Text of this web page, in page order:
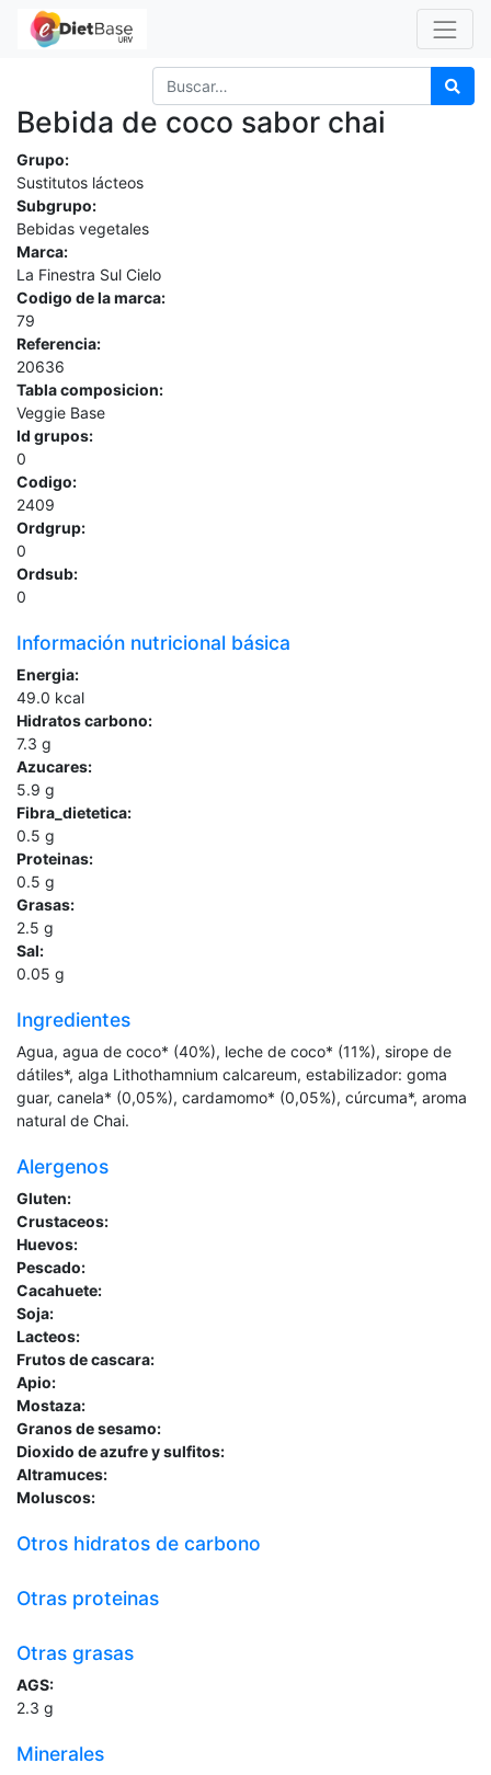
Bebida de coco sabor chai
Grupo:
Sustitutos lácteos
Subgrupo:
Bebidas vegetales
Marca:
La Finestra Sul Cielo
Codigo de la marca:
79
Referencia:
20636
Tabla composicion:
Veggie Base
Id grupos:
0
Codigo:
2409
Ordgrup:
0
Ordsub:
0
Información nutricional básica
Energia:
49.0 kcal
Hidratos carbono:
7.3 g
Azucares:
5.9 g
Fibra_dietetica:
0.5 g
Proteinas:
0.5 g
Grasas:
2.5 g
Sal:
0.05 g
Ingredientes
Agua, agua de coco* (40%), leche de coco* (11%), sirope de
dátiles*, alga Lithothamnium calcareum, estabilizador: goma
guar, canela* (0,05%), cardamomo* (0,05%), cúrcuma*, aroma
natural de Chai.
Alergenos
Gluten:
Crustaceos:
Huevos:
Pescado:
Cacahuete:
Soja:
Lacteos:
Frutos de cascara:
Apio:
Mostaza:
Granos de sesamo:
Dioxido de azufre y sulfitos:
Altramuces:
Moluscos:
Otros hidratos de carbono
Otras proteinas
Otras grasas
AGS:
2.3 g
Minerales